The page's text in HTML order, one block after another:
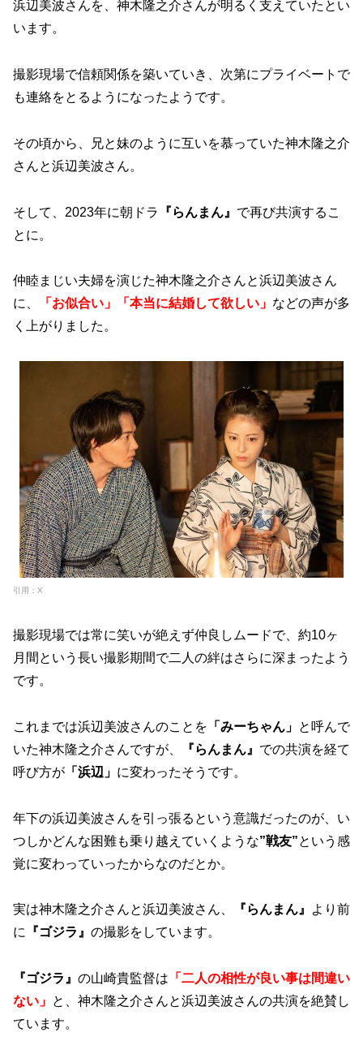
浜辺美波さんを、神木隆之介さんが明るく支えていたとい
います。
撮影現場で信頼関係を築いていき、次第にプライベートで
も連絡をとるようになったようです。
その頃から、兄と妹のように互いを慕っていた神木隆之介
さんと浜辺美波さん。
そして、2023年に朝ドラ 『らんまん』 で再び共演するこ
とに。
仲睦まじい夫婦を演じた神木隆之介さんと浜辺美波さん
に、
「お似合い」「本当に結婚して欲しい」 などの声が多
く上がりました。
引用：X
撮影現場では常に笑いが絶えず仲良しムードで、約10ヶ
月間という長い撮影期間で二人の絆はさらに深まったよう
です。
これまでは浜辺美波さんのことを 「みーちゃん」 と呼んで
いた神木隆之介さんですが、
『らんまん』 での共演を経て
呼び方が 「浜辺」 に変わったそうです。
年下の浜辺美波さんを引っ張るという意識だったのが、い
つしかどんな困難も乗り越えていくような”戦友”という感
覚に変わっていったからなのだとか。
実は神木隆之介さんと浜辺美波さん、 『らんまん』
より前
に 『ゴジラ』 の撮影をしています。
『ゴジラ』 の山崎貴監督は 「二人の相性が良い事は間違い
ない」 と、神木隆之介さんと浜辺美波さんの共演を絶賛し
ています。